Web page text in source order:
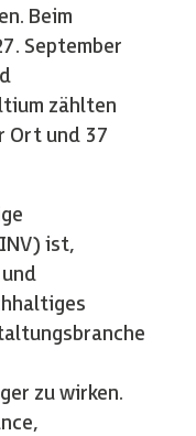
Beim
September
zählten
Ort und 37
ist,
zu wirken.